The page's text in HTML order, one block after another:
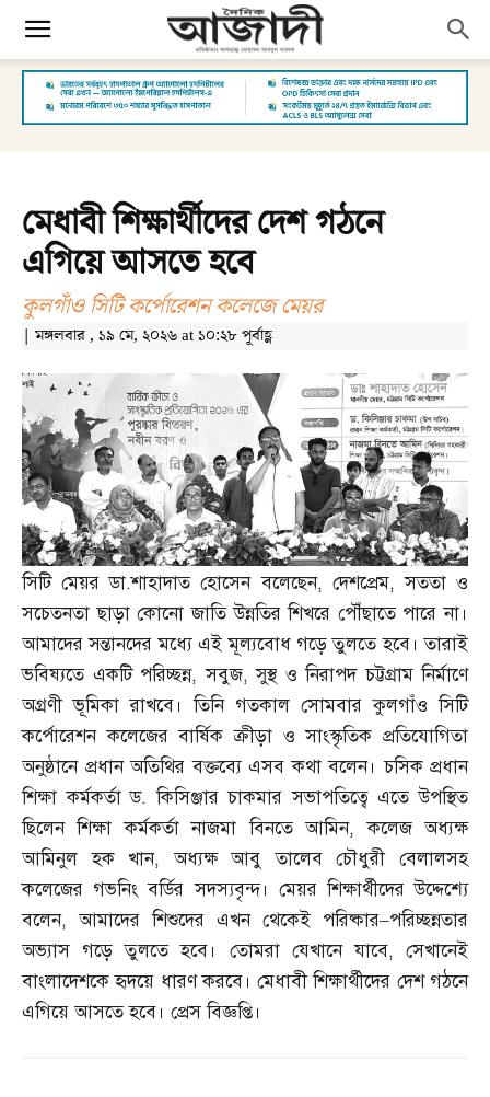
মেধাবী শিক্ষার্থীদের দেশ গঠনে
এগিয়ে আসতে হবে
কুলগাঁও সিটি কর্পোরেশন কলেজে মেয়র
| মঙ্গলবার , ১৯ মে, ২০২৬ at ১০:২৮ পূর্বাহ্ণ
সিটি মেয়র ডা.শাহাদাত হোসেন বলেছেন, দেশপ্রেম,সততা ও
সচেতনতা ছাড়া কোনো জাতি উন্নতির শিখরে পৌঁছাতে পারে না।
আমাদের সন্তানদের মধ্যে এই মূল্যবোধ গড়ে তুলতে হবে। তারাই
ভবিষ্যতে একটি পরিচ্ছন্ন,সবুজ,সুস্থ ও নিরাপদ চট্টগ্রাম নির্মাণে
অগ্রণী ভূমিকা রাখবে। তিনি গতকাল সোমবার কুলগাঁও সিটি
কর্পোরেশন কলেজের বার্ষিক ক্রীড়া ও সাংস্কৃতিক প্রতিযোগিতা
অনুষ্ঠানে প্রধান অতিথির বক্তব্যে এসব কথা বলেন। চসিক প্রধান
শিক্ষা কর্মকর্তা ড.কিসিঞ্জার চাকমার সভাপতিত্বে এতে উপস্থিত
ছিলেন শিক্ষা কর্মকর্তা নাজমা বিনতে আমিন,কলেজ অধ্যক্ষ
আমিনুল হক খান,অধ্যক্ষ আবু তালেব চৌধুরী বেলালসহ
কলেজের গভনিং বর্ডির সদস্যবৃন্দ। মেয়র শিক্ষার্থীদের উদ্দেশ্যে
বলেন,আমাদের শিশুদের এখন থেকেই পরিষ্কার–পরিচ্ছন্নতার
অভ্যাস গড়ে তুলতে হবে। তোমরা যেখানে যাবে,সেখানেই
বাংলাদেশকে হৃদয়ে ধারণ করবে। মেধাবী শিক্ষার্থীদের দেশ গঠনে
এগিয়ে আসতে হবে। প্রেস বিজ্ঞপ্তি।